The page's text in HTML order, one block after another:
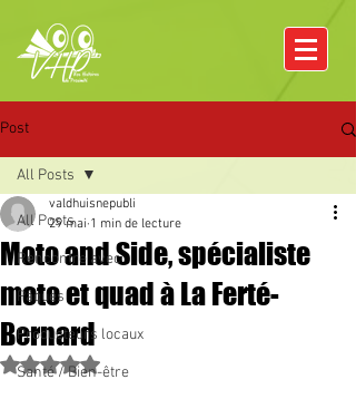
Post
All Posts
Rencontre avec
Pâques
Producteurs locaux
Santé / Bien-être
All Posts
Moto and Side, spécialiste
moto et quad à La Ferté-
Bernard
valdhuisnepubli
29 mai 1 min de lecture
Noté NaN étoiles sur 5.